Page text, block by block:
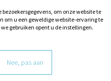
om onze website te
om u een geweldige website-ervaring te
gebruiken opent u de instellingen.
Nee, pas aan